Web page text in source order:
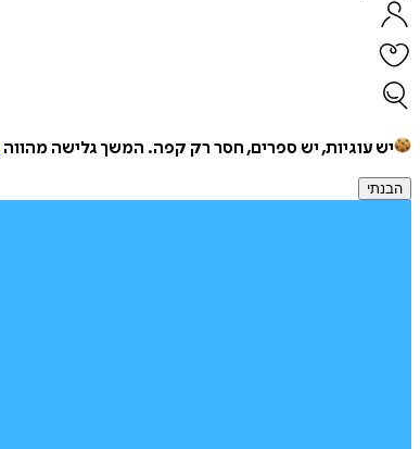
יש עוגיות, יש ספרים, חסר רק קפה. המשך גלישה מהווה
הבנתי